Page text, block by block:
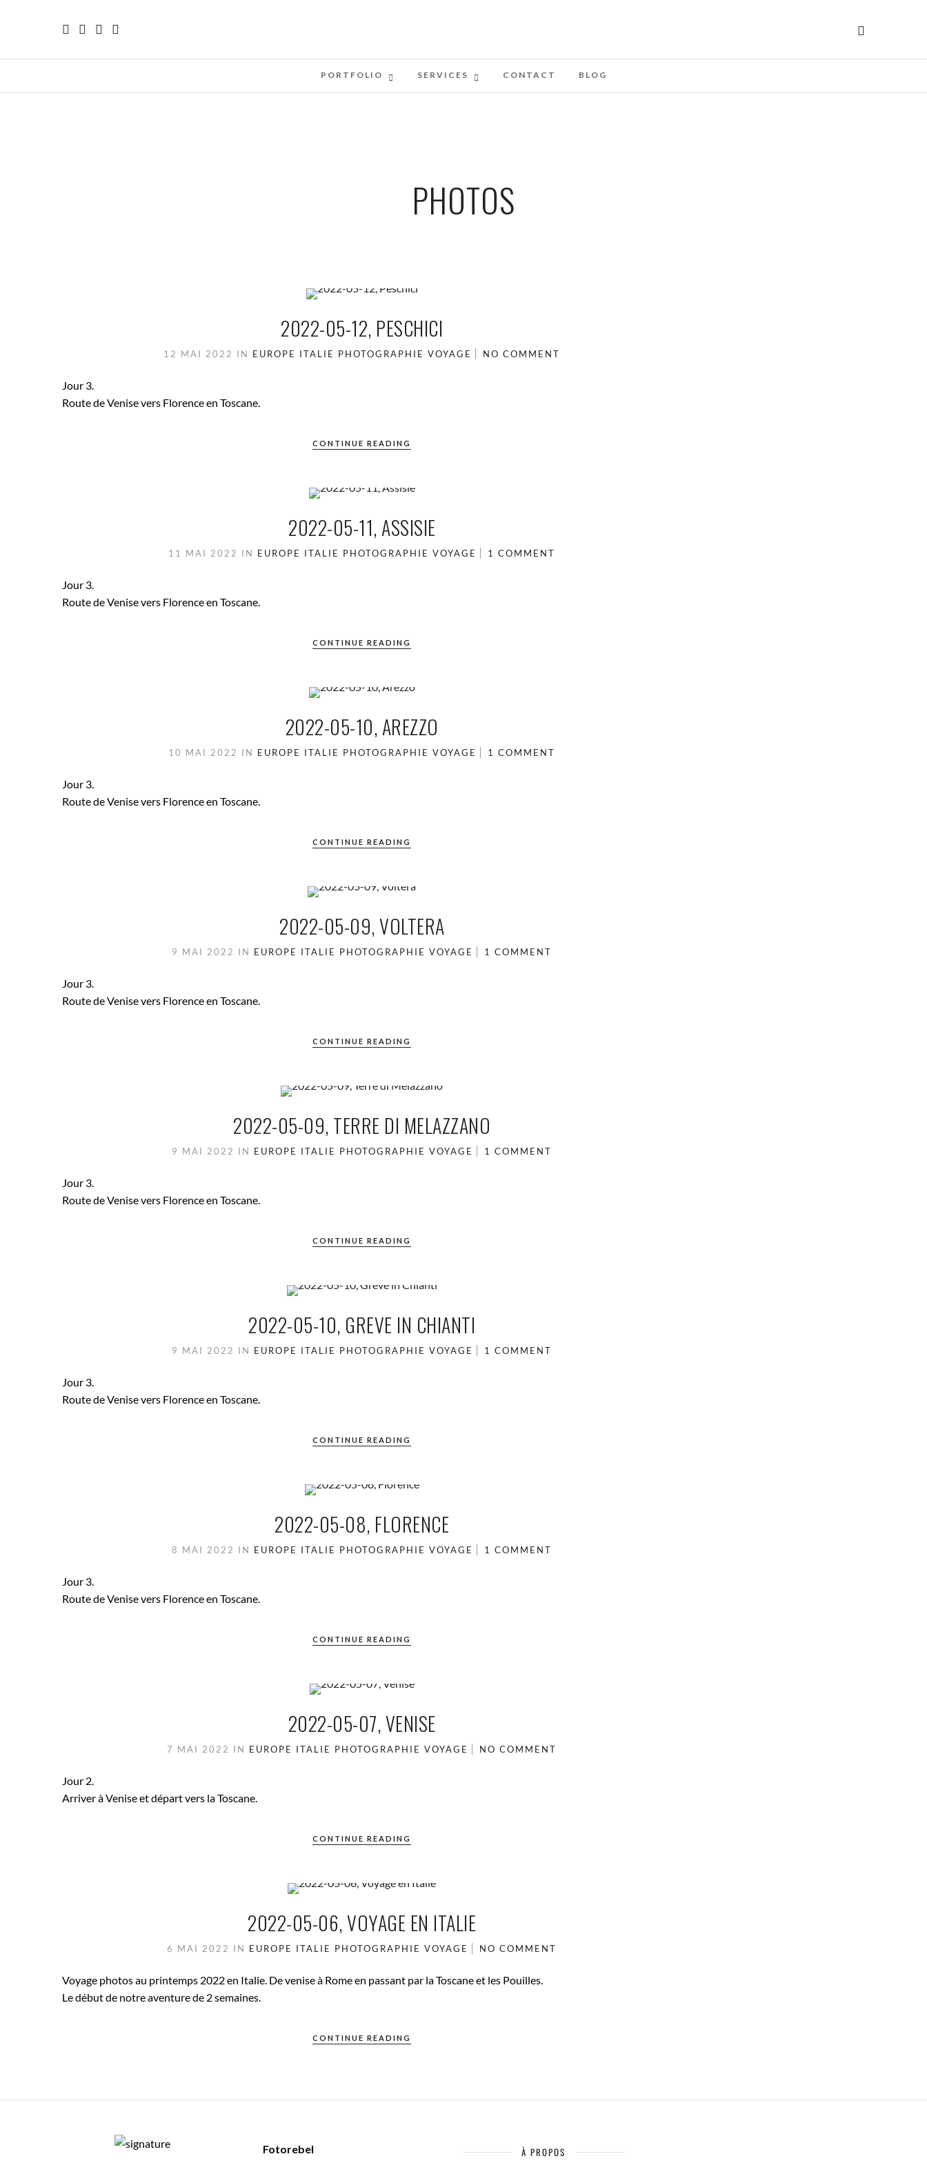
PORTFOLIO SERVICES CONTACT BLOG
PHOTOS
2022-05-12, PESCHICI
12 MAI 2022 IN EUROPE ITALIE PHOTOGRAPHIE VOYAGE NO COMMENT
Jour 3.
Route de Venise vers Florence en Toscane.
CONTINUE READING
2022-05-11, ASSISIE
11 MAI 2022 IN EUROPE ITALIE PHOTOGRAPHIE VOYAGE 1 COMMENT
Jour 3.
Route de Venise vers Florence en Toscane.
CONTINUE READING
2022-05-10, AREZZO
10 MAI 2022 IN EUROPE ITALIE PHOTOGRAPHIE VOYAGE 1 COMMENT
Jour 3.
Route de Venise vers Florence en Toscane.
CONTINUE READING
2022-05-09, VOLTERA
9 MAI 2022 IN EUROPE ITALIE PHOTOGRAPHIE VOYAGE 1 COMMENT
Jour 3.
Route de Venise vers Florence en Toscane.
CONTINUE READING
2022-05-09, TERRE DI MELAZZANO
9 MAI 2022 IN EUROPE ITALIE PHOTOGRAPHIE VOYAGE 1 COMMENT
Jour 3.
Route de Venise vers Florence en Toscane.
CONTINUE READING
2022-05-10, GREVE IN CHIANTI
9 MAI 2022 IN EUROPE ITALIE PHOTOGRAPHIE VOYAGE 1 COMMENT
Jour 3.
Route de Venise vers Florence en Toscane.
CONTINUE READING
2022-05-08, FLORENCE
8 MAI 2022 IN EUROPE ITALIE PHOTOGRAPHIE VOYAGE 1 COMMENT
Jour 3.
Route de Venise vers Florence en Toscane.
CONTINUE READING
2022-05-07, VENISE
7 MAI 2022 IN EUROPE ITALIE PHOTOGRAPHIE VOYAGE NO COMMENT
Jour 2.
Arriver à Venise et départ vers la Toscane.
CONTINUE READING
2022-05-06, VOYAGE EN ITALIE
6 MAI 2022 IN EUROPE ITALIE PHOTOGRAPHIE VOYAGE NO COMMENT
Voyage photos au printemps 2022 en Italie. De venise à Rome en passant par la Toscane et les Pouilles.
Le début de notre aventure de 2 semaines.
CONTINUE READING
Fotorebel
À PROPOS